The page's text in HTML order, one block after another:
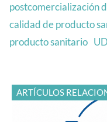
postcomercialización
calidad de producto
producto sanitario
ARTÍCULOS